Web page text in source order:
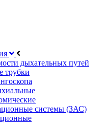
дыхательных путей
трубки
системы (ЗАС)